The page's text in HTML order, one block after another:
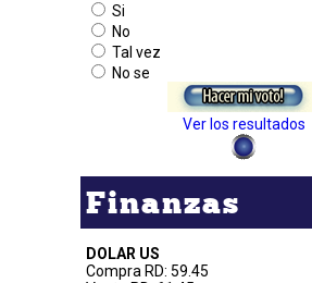
Si
No
Tal vez
No se
Ver los resultados
Finanzas
DOLAR US
Compra RD: 59.45